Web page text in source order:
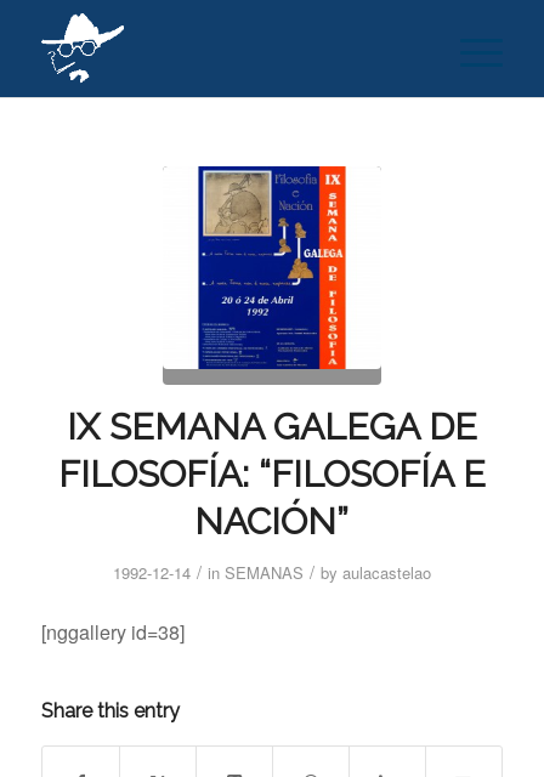
IX SEMANA GALEGA DE
FILOSOFÍA: “FILOSOFÍA E
NACIÓN”
1992-12-14 / in SEMANAS / by aulacastelao
[nggallery id=38]
Share this entry